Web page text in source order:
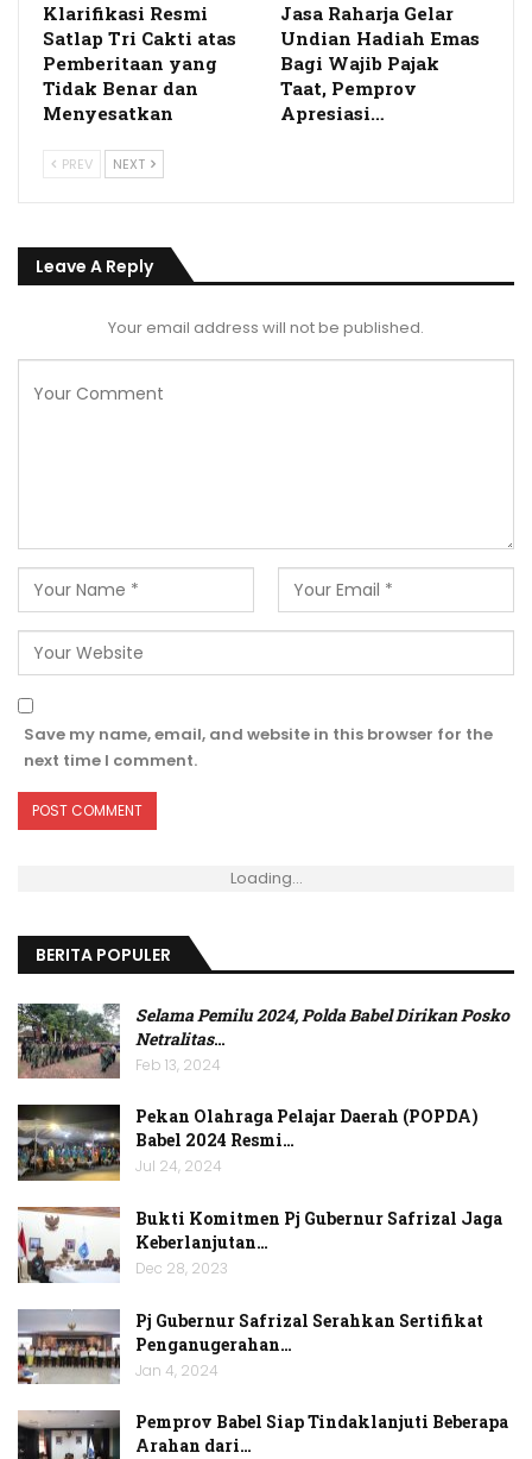
Klarifikasi Resmi
Satlap Tri Cakti atas
Pemberitaan yang
Tidak Benar dan
Menyesatkan
Jasa Raharja Gelar
Undian Hadiah Emas
Bagi Wajib Pajak
Taat, Pemprov
Apresiasi…
PREV NEXT
Leave A Reply
Your email address will not be published.
Save my name, email, and website in this browser for the
next time I comment.
Loading...
BERITA POPULER
Selama Pemilu 2024, Polda Babel Dirikan Posko
Netralitas…
Feb 13, 2024
Pekan Olahraga Pelajar Daerah (POPDA)
Babel 2024 Resmi…
Jul 24, 2024
Bukti Komitmen Pj Gubernur Safrizal Jaga
Keberlanjutan…
Dec 28, 2023
Pj Gubernur Safrizal Serahkan Sertifikat
Penganugerahan…
Jan 4, 2024
Pemprov Babel Siap Tindaklanjuti Beberapa
Arahan dari…